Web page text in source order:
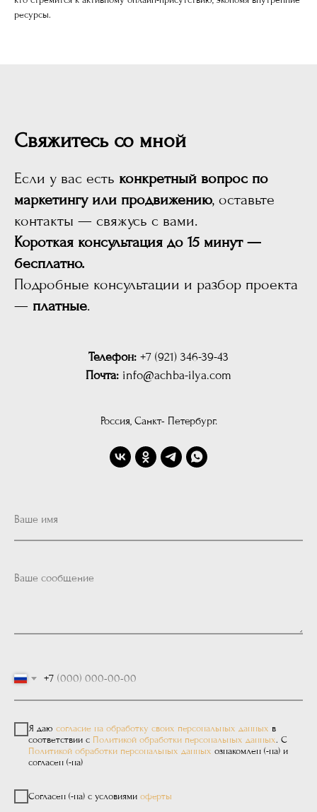
ресурсы.
Свяжитесь со мной
Если у вас есть конкретный вопрос по
маркетингу или продвижению, оставьте
контакты — свяжусь с вами.
Короткая консультация до 15 минут —
бесплатно.
Подробные консультации и разбор проекта
— платные.
Телефон: +7 (921) 346-39-43
Почта: info@achba-ilya.com
Россия, Санкт- Петербург.
+7
Я даю согласие на обработку своих персональных данных в
соответствии с Политикой обработки персональных данных. С
Политикой обработки персональных данных ознакомлен (-на) и
согласен (-на)
Согласен (-на) с условиями оферты